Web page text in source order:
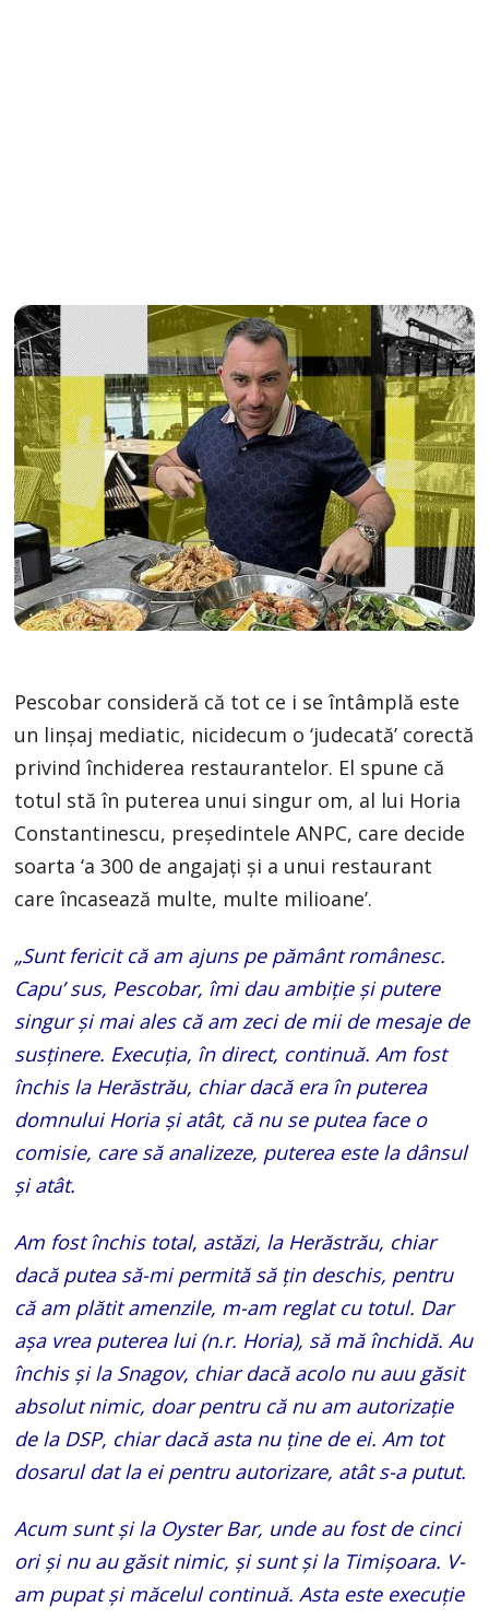
Pescobar consideră că tot ce i se întâmplă este
un linșaj mediatic, nicidecum o ‘judecată’ corectă
privind închiderea restaurantelor. El spune că
totul stă în puterea unui singur om, al lui Horia
Constantinescu, președintele ANPC, care decide
soarta ‘a 300 de angajați și a unui restaurant
care încasează multe, multe milioane’.
„Sunt fericit că am ajuns pe pământ românesc.
Capu’ sus, Pescobar, îmi dau ambiție și putere
singur și mai ales că am zeci de mii de mesaje de
susținere. Execuția, în direct, continuă. Am fost
închis la Herăstrău, chiar dacă era în puterea
domnului Horia și atât, că nu se putea face o
comisie, care să analizeze, puterea este la dânsul
și atât.
Am fost închis total, astăzi, la Herăstrău, chiar
dacă putea să-mi permită să țin deschis, pentru
că am plătit amenzile, m-am reglat cu totul. Dar
așa vrea puterea lui (n.r. Horia), să mă închidă. Au
închis și la Snagov, chiar dacă acolo nu auu găsit
absolut nimic, doar pentru că nu am autorizație
de la DSP, chiar dacă asta nu ține de ei. Am tot
dosarul dat la ei pentru autorizare, atât s-a putut.
Acum sunt și la Oyster Bar, unde au fost de cinci
ori și nu au găsit nimic, și sunt și la Timișoara. V-
am pupat și măcelul continuă. Asta este execuție